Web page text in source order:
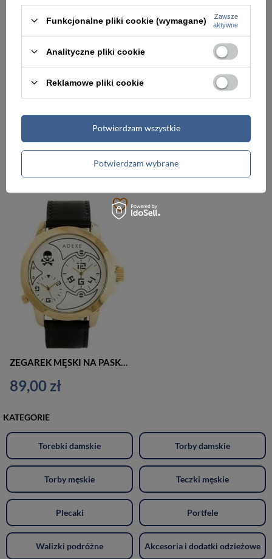
-5%
ZEGAREK MĘSKI NA PASKU CASUAL JORDAN KERR - C1982 (zj070a)
104,00 zł
94,00 zł
109,00 zł 69,00 zł
89,00 zł
KATEGORIE
Torebki damskie Torby damskie
Torby męskie Teczki męskie
Plecaki Portfele
Walizki podróżne Akcesoria i dodatki odzieżowe
Funkcjonalne pliki cookie (wymagane)
Zawsze
aktywne
Analityczne pliki cookie
Reklamowe pliki cookie
Potwierdzam wybrane
Potwierdzam wszystkie